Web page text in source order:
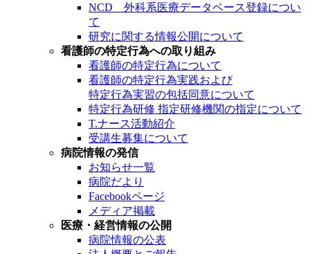
NCD 外科系医療データベース登録につい
て
研究に関する情報公開について
看護師の特定行為への取り組み
看護師の特定行為について
看護師の特定行為実践および
特定行為実習の包括同意について
特定行為研修 指定研修機関の指定について
T.ナース活動紹介
受講生募集について
病院情報の発信
お知らせ一覧
病院だより
Facebookページ
メディア掲載
医療・経営情報の公開
病院情報の公表